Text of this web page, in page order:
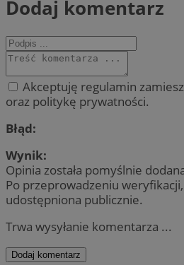
Dodaj komentarz
Akceptuję regulamin
oraz politykę prywatności.
Błąd:
Wynik:
Opinia została pomyślnie
Po przeprowadzeniu
udostępniona publicznie.
Trwa wysyłanie komentarza ...
Dodaj komentarz